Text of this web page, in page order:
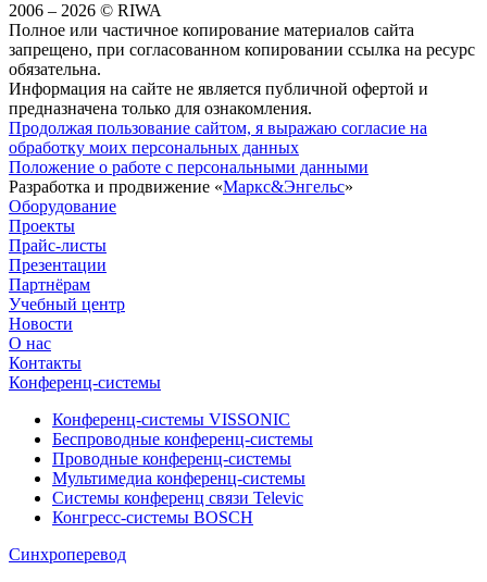
2006 – 2026 © RIWA
Полное или частичное копирование материалов сайта
запрещено, при согласованном копировании ссылка на ресурс
обязательна.
Информация на сайте не является публичной офертой и
предназначена только для ознакомления.
Продолжая пользование сайтом, я выражаю согласие на
обработку моих персональных данных
Положение о работе с персональными данными
Разработка и продвижение «Маркс&Энгельс»
Оборудование
Проекты
Прайс-листы
Презентации
Партнёрам
Учебный центр
Новости
О нас
Контакты
Конференц-системы
Конференц-системы VISSONIC
Беспроводные конференц-системы
Проводные конференц-системы
Мультимедиа конференц-системы
Системы конференц связи Televic
Конгресс-системы BOSCH
Синхроперевод